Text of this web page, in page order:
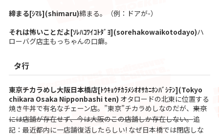
締まる[ｼﾏﾙ](shimaru)締まる。（例：ドアが-）
それは怖いことだよ[ｿﾚﾊｺﾜｲｺﾄﾀﾞﾖ](sorehakowaikotodayo)ハ
ローバグ店主もっちゃんの口癖。
タ行
東京チカラめし大阪日本橋店[ﾄｳｷｮｳﾁｶﾗﾒｼｵｵｻｶﾆﾎﾝﾊﾞｼﾃﾝ](Tokyo
chikara Osaka Nipponbashi ten) オタロードの北東に位置する
焼き牛丼で有名なチェーン店。”東京”チカラめしなのだが、東京
には店舗が存在せず、今は大阪のこの店舗しか存在しない。追
記：最近都内に一店舗復活したらしい! なぜ日本橋では閉店しな